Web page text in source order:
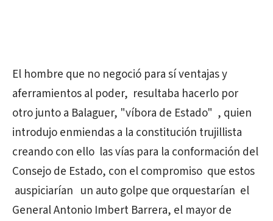
El hombre que no negoció para sí ventajas y
aferramientos al poder, resultaba hacerlo por
otro junto a Balaguer, "víbora de Estado" , quien
introdujo enmiendas a la constitución trujillista
creando con ello las vías para la conformación del
Consejo de Estado, con el compromiso que estos
auspiciarían un auto golpe que orquestarían el
General Antonio Imbert Barrera, el mayor de